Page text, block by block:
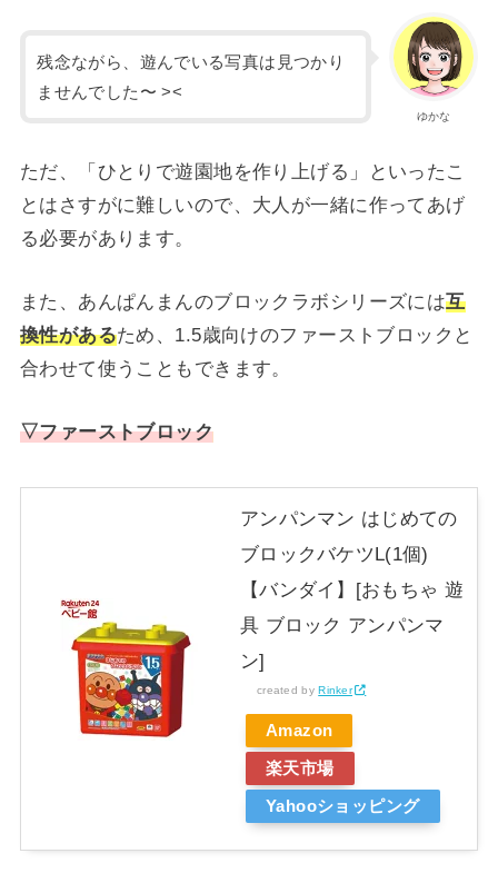
ゆかな
残念ながら、遊んでいる写真は見つかり
ませんでした〜 ><
ただ、「ひとりで遊園地を作り上げる」といったこ
とはさすがに難しいので、大人が一緒に作ってあげ
る必要があります。
また、あんぱんまんのブロックラボシリーズには互
換性があるため、1.5歳向けのファーストブロックと
合わせて使うこともできます。
▽ファーストブロック
アンパンマン はじめての
ブロックバケツL(1個)
【バンダイ】[おもちゃ 遊
具 ブロック アンパンマ
ン]
created byRinker
Amazon
楽天市場
Yahooショッピング